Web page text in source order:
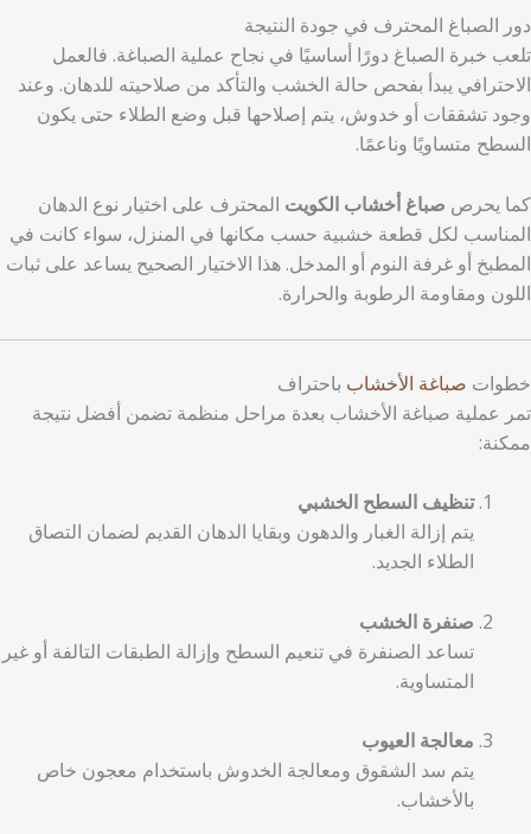
دور الصباغ المحترف في جودة النتيجة
تلعب خبرة الصباغ دورًا أساسيًا في نجاح عملية الصباغة. فالعمل
الاحترافي يبدأ بفحص حالة الخشب والتأكد من صلاحيته للدهان. وعند
وجود تشققات أو خدوش، يتم إصلاحها قبل وضع الطلاء حتى يكون
السطح متساويًا وناعمًا.
كما يحرص صباغ أخشاب الكويت المحترف على اختيار نوع الدهان
المناسب لكل قطعة خشبية حسب مكانها في المنزل، سواء كانت في
المطبخ أو غرفة النوم أو المدخل. هذا الاختيار الصحيح يساعد على ثبات
اللون ومقاومة الرطوبة والحرارة.
خطوات صباغة الأخشاب باحتراف
تمر عملية صباغة الأخشاب بعدة مراحل منظمة تضمن أفضل نتيجة
ممكنة:
تنظيف السطح الخشبي
يتم إزالة الغبار والدهون وبقايا الدهان القديم لضمان التصاق
الطلاء الجديد.
صنفرة الخشب
تساعد الصنفرة في تنعيم السطح وإزالة الطبقات التالفة أو غير
المتساوية.
معالجة العيوب
يتم سد الشقوق ومعالجة الخدوش باستخدام معجون خاص
بالأخشاب.